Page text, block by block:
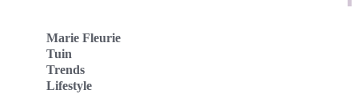
Marie Fleurie
Tuin
Trends
Lifestyle